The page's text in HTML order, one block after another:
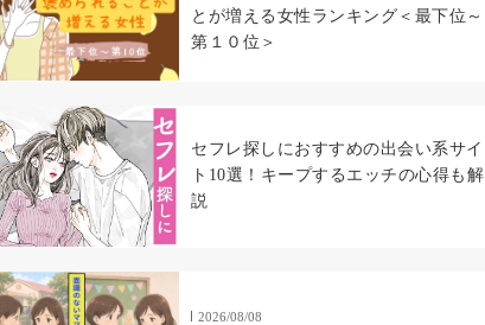
とが増える女性ランキング＜最下位～
第１０位＞
セフレ探しにおすすめの出会い系サイ
ト10選！キープするエッチの心得も解
説
2026/08/08